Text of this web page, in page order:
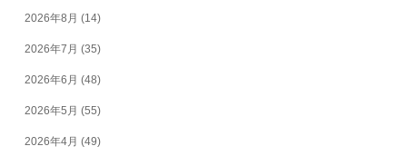
2026年8月 (14)
2026年7月 (35)
2026年6月 (48)
2026年5月 (55)
2026年4月 (49)